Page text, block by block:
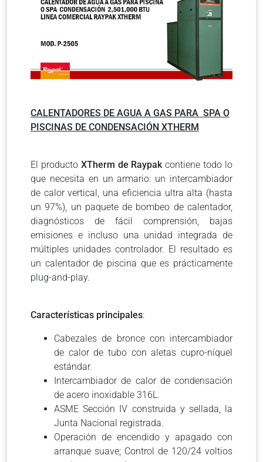
CALENTADORES DE AGUA A GAS PARA SPA O
PISCINAS DE CONDENSACIÓN XTHERM
El productoXTherm de Raypakcontiene todo lo
que necesita en un armario: un intercambiador
de calor vertical, una eficiencia ultra alta (hasta
un 97%), un paquete de bombeo de calentador,
diagnósticos de fácil comprensión, bajas
emisiones e incluso una unidad integrada de
múltiples unidades controlador. El resultado es
un calentador de piscina que es prácticamente
plug-and-play.
Características principales:
Cabezales de bronce con intercambiador
de calor de tubo con aletas cupro-níquel
estándar.
Intercambiador de calor de condensación
de acero inoxidable 316L.
ASME Sección IV construida y sellada, la
Junta Nacional registrada.
Operación de encendido y apagado con
arranque suave; Control de 120/24 voltios